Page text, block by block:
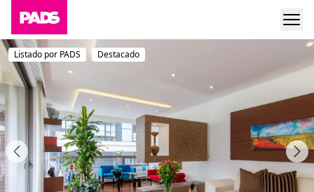
Listado por PADS Destacado